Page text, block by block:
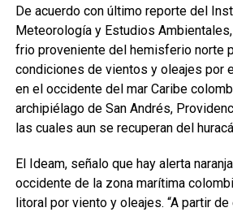
De acuerdo con último reporte del
Meteorología y Estudios
frio proveniente del hemisferio norte
condiciones de vientos y oleajes por
en el occidente del mar Caribe
archipiélago de San Andrés,
las cuales aun se recuperan del
El Ideam, señalo que hay alerta
occidente de la zona marítima
litoral por viento y oleajes. “A partir